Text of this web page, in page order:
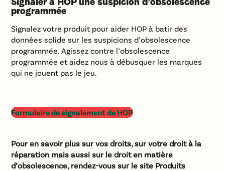
programmée
Signalez votre produit pour aider HOP à batir des
données solide sur les suspicions d’obsolescence
programmée. Agissez contre l’obsolescence
programmée et aidez nous à débusquer les marques
qui ne jouent pas le jeu.
Formulaire de signalement de HOP
Pour en savoir plus sur vos droits, sur votre droit à la
réparation mais aussi sur le droit en matière
d’obsolescence, rendez-vous sur le site Produits